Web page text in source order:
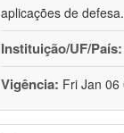
aplicações de
Instituição/UF/País:
Vigência: Fri Jan 06